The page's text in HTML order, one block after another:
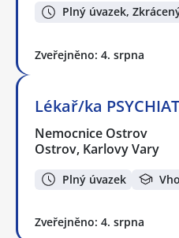
Plný úvazek,
Zveřejněno: 4. srpna
Lékař/ka
Nemocnice Ostrov
Ostrov, Karlovy Vary
Plný úvazek
Zveřejněno: 4. srpna